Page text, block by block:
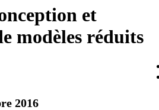
et
modèles réduits
2016